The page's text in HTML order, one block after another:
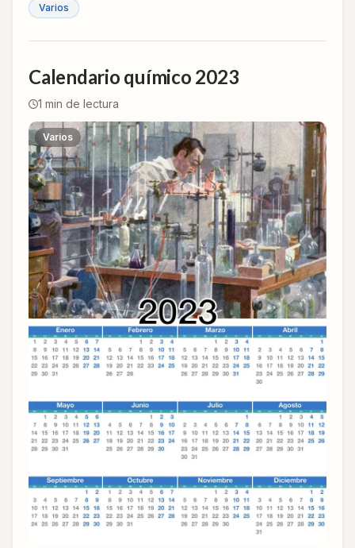
Varios
Calendario químico 2023
1 min de lectura
Varios